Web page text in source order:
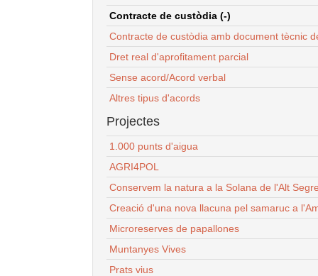
Contracte de custòdia (-)
Contracte de custòdia amb document tècnic
Dret real d'aprofitament parcial
Sense acord/Acord verbal
Altres tipus d'acords
Projectes
1.000 punts d'aigua
AGRI4POL
Conservem la natura a la Solana de l'Alt
Creació d'una nova llacuna pel samaruc a
Microreserves de papallones
Muntanyes Vives
Prats vius